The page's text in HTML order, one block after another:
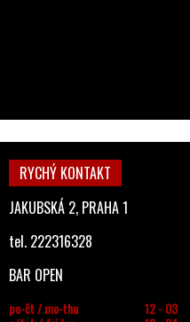
RYCHÝ KONTAKT
JAKUBSKÁ 2, PRAHA 1
tel. 222316328
BAR OPEN
po-čt / mo-thu
12 - 03